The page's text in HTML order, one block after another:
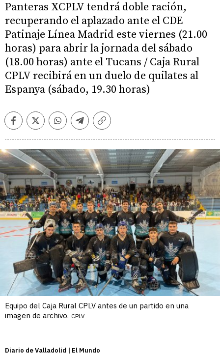
Panteras XCPLV tendrá doble ración,
recuperando el aplazado ante el CDE
Patinaje Línea Madrid este viernes (21.00
horas) para abrir la jornada del sábado
(18.00 horas) ante el Tucans / Caja Rural
CPLV recibirá en un duelo de quilates al
Espanya (sábado, 19.30 horas)
FacebookTwitterWhatsappTelegramCopiar
Equipo del Caja Rural CPLV antes de un partido en una
imagen de archivo. CPLV
Diario de Valladolid | El Mundo